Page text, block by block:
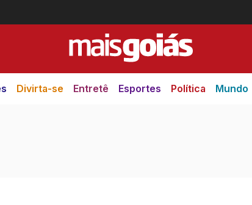
Divirta-se Entretê Esportes Política Mundo